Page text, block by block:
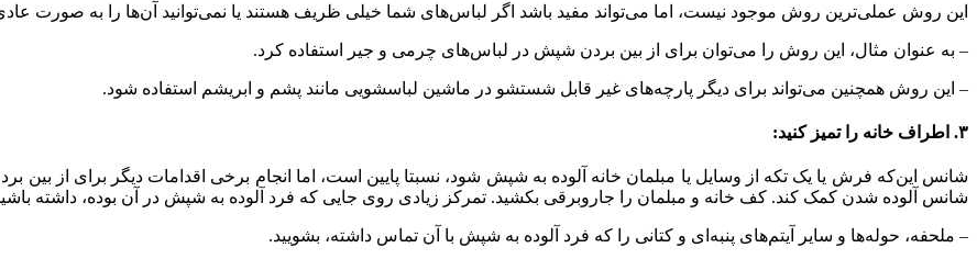
این روش عملی‌ترین روش موجود نیست، اما می‌تواند مفید باشد اگر لباس‌های شما خیلی ظریف هستند یا نمی‌توانید آن‌ها را به صورت
– به عنوان مثال، این روش را می‌توان برای از بین بردن شپش در لباس‌های چرمی و جیر استفاده کرد.
– این روش همچنین می‌تواند برای دیگر پارچه‌های غیر قابل شستشو در ماشین لباسشویی مانند پشم و ابریشم استفاده شود.
۳. اطراف خانه را تمیز کنید:
شانس این‌که فرش یا یک تکه از وسایل یا مبلمان خانه آلوده به شپش شود، نسبتا پایین است، اما انجام برخی اقدامات دیگر برای از
شانس آلوده شدن کمک کند. کف خانه و مبلمان را جاروبرقی بکشید. تمرکز زیادی روی جایی که فرد آلوده به شپش در آن بوده، داشته
– ملحفه، حوله‌ها و سایر آیتم‌های پنبه‌ای و کتانی را که فرد آلوده به شپش با آن تماس داشته، بشویید.